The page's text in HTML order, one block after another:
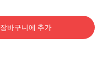
장바구니에 추가